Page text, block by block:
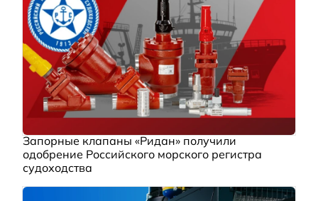
Запорные клапаны «Ридан» получили
одобрение Российского морского регистра
судоходства